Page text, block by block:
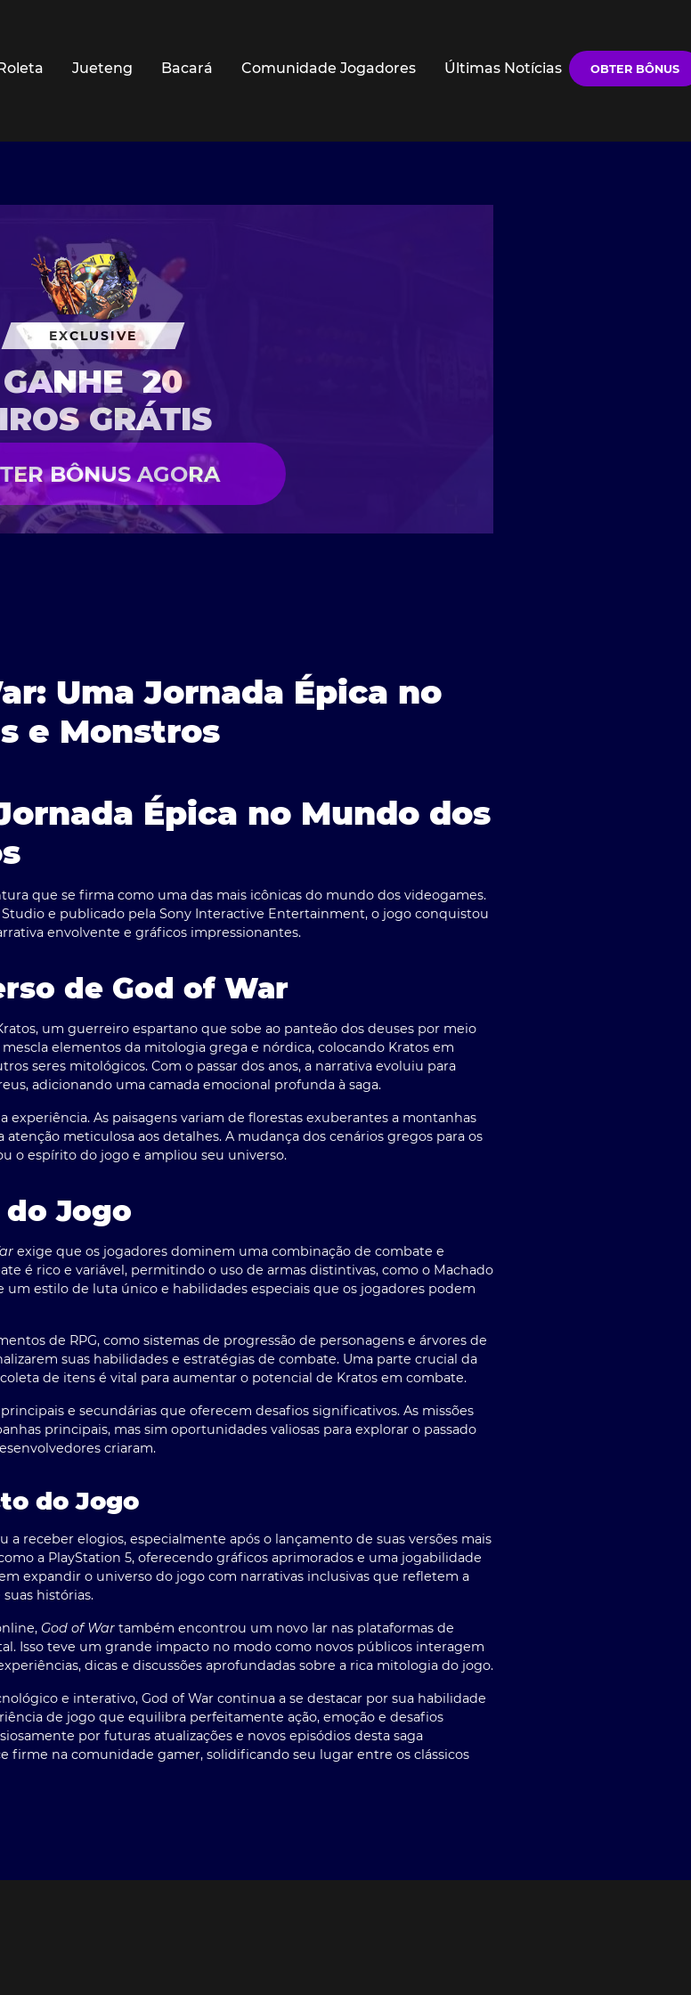
Jueteng Bacará Comunidade Jogadores Últimas Notícias OBTER BÔNUS
EXCLUSIVE
GANHE 20
GRÁTIS
BÔNUS AGORA
Uma Jornada Épica no
e Monstros
Épica no Mundo dos
que se firma como uma das mais icônicas do mundo dos videogames.
e publicado pela Sony Interactive Entertainment, o jogo conquistou
envolvente e gráficos impressionantes.
de God of War
um guerreiro espartano que sobe ao panteão dos deuses por meio
elementos da mitologia grega e nórdica, colocando Kratos em
seres mitológicos. Com o passar dos anos, a narrativa evoluiu para
adicionando uma camada emocional profunda à saga.
experiência. As paisagens variam de florestas exuberantes a montanhas
meticulosa aos detalhes. A mudança dos cenários gregos para os
o espírito do jogo e ampliou seu universo.
do Jogo
exige que os jogadores dominem uma combinação de combate e
é rico e variável, permitindo o uso de armas distintivas, como o Machado
um estilo de luta único e habilidades especiais que os jogadores podem
de RPG, como sistemas de progressão de personagens e árvores de
suas habilidades e estratégias de combate. Uma parte crucial da
de itens é vital para aumentar o potencial de Kratos em combate.
e secundárias que oferecem desafios significativos. As missões
principais, mas sim oportunidades valiosas para explorar o passado
criaram.
do Jogo
a receber elogios, especialmente após o lançamento de suas versões mais
a PlayStation 5, oferecendo gráficos aprimorados e uma jogabilidade
expandir o universo do jogo com narrativas inclusivas que refletem a
histórias.
God of War também encontrou um novo lar nas plataformas de
Isso teve um grande impacto no modo como novos públicos interagem
dicas e discussões aprofundadas sobre a rica mitologia do jogo.
e interativo, God of War continua a se destacar por sua habilidade
de jogo que equilibra perfeitamente ação, emoção e desafios
por futuras atualizações e novos episódios desta saga
firme na comunidade gamer, solidificando seu lugar entre os clássicos